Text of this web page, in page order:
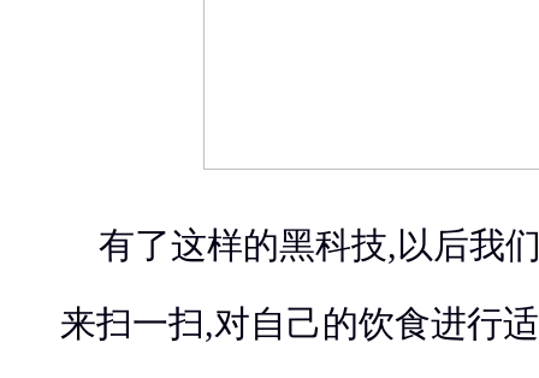
有了这样的黑科技,以后我
来扫一扫,对自己的饮食进行